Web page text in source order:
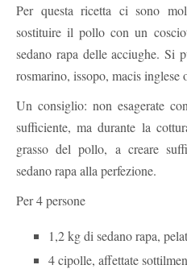
Per questa ricetta ci sono
sostituire il pollo con un
sedano rapa delle acciughe. Si
rosmarino, issopo, macis inglese
Un consiglio: non esagerate
sufficiente, ma durante la
grasso del pollo, a creare
sedano rapa alla perfezione.
Per 4 persone
1,2 kg di sedano rapa,
4 cipolle, affettate